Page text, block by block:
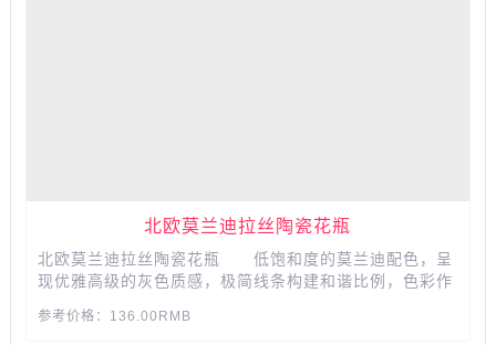
北欧莫兰迪拉丝陶瓷花瓶
北欧莫兰迪拉丝陶瓷花瓶 低饱和度的莫兰迪配色，呈
现优雅高级的灰色质感，极简线条构建和谐比例，色彩作
意摆放就很有艺术感 ，在忙碌之中给你美好。...
参考价格：136.00RMB